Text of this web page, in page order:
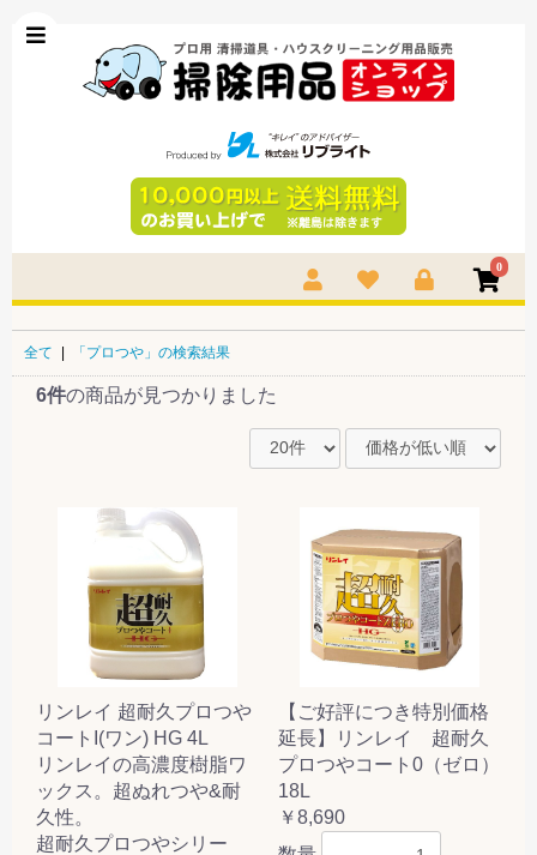
0
全て | 「プロつや」の検索結果
6件の商品が見つかりました
リンレイ 超耐久プロつや
コートI(ワン) HG 4L
リンレイの高濃度樹脂ワ
ックス。超ぬれつや&耐
久性。
超耐久プロつやシリー
【ご好評につき特別価格
延長】リンレイ 超耐久
プロつやコート0（ゼロ）
18L
￥8,690